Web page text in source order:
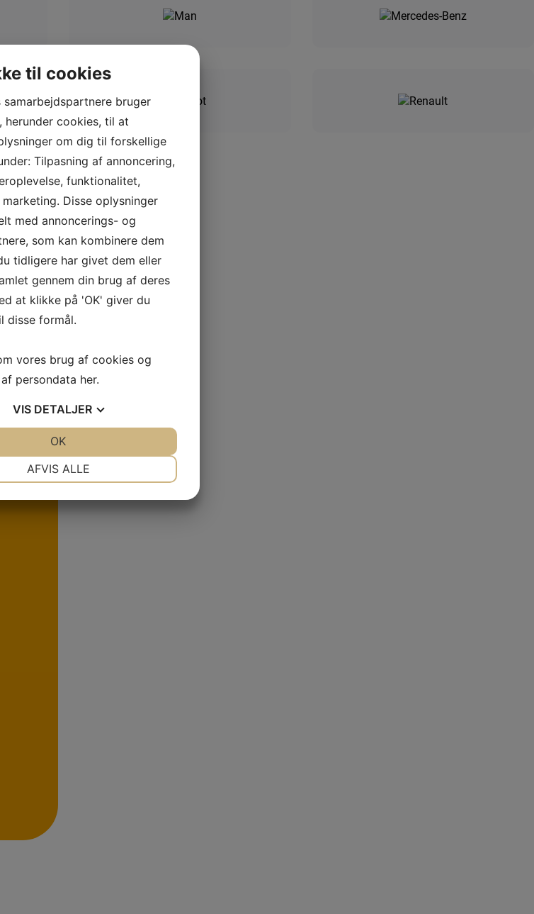
BRUG FOR HJÆLP?
Kontakt os i dag og få rådgivning om dit
udstyr
til cookies
bruger
herunder cookies, til at
om dig til forskellige
Tilpasning af annoncering,
funktionalitet,
Disse oplysninger
med annoncerings- og
som kan kombinere dem
tidligere har givet dem eller
gennem din brug af deres
at klikke på 'OK' giver du
disse formål.
vores brug af cookies og
persondata her.
VIS DETALJER
AFVIS ALLE
OK